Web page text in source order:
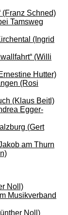
(Franz Schned)
Tamsweg
(Ingrid
(Willi
Hutter)
(Rosi
(Klaus Beitl)
Egger-
(Gert
am Thurn
Noll)
Musikverband
Noll)